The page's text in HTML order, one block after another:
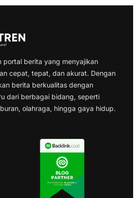
portal berita yang menyajikan
cepat, tepat, dan akurat. Dengan
berita berkualitas dengan
dari berbagai bidang, seperti
olahraga, hingga gaya hidup.